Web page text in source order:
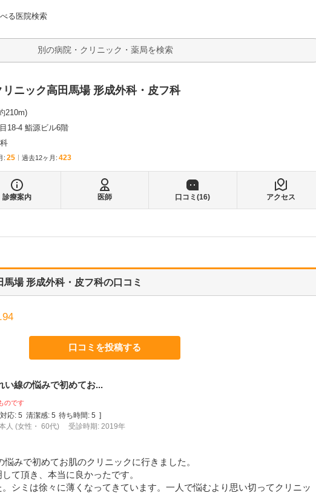
る医院検索
検索
リニック高田馬場 形成外科・皮フ科
210m)
18-4 鮨源ビル6階
: 25 過去12ヶ月: 423
診療案内 医師 口コミ(16) アクセス
馬場 形成外科・皮フ科の口コミ
口コミを投稿する
い線の悩みで初めてお...
のです
対応: 5 清潔感: 5 待ち時間: 5 ]
人 (女性・ 60代) 受診時期: 2019年
みで初めてお肌のクリニックに行きました。
て頂き、本当に良かったです。
シミは徐々に薄くなってきています。一人で悩むより思い切ってクリニッ